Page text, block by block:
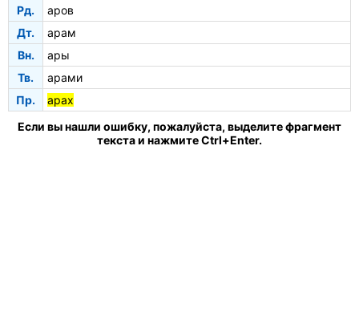
Рд.
аров
Дт.
арам
Вн.
ары
Тв.
арами
Пр.
арах
Если вы нашли ошибку, пожалуйста, выделите фрагмент
текста и нажмите Ctrl+Enter.